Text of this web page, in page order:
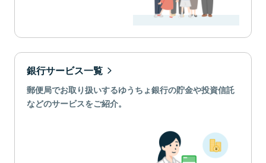
銀行サービス一覧
郵便局でお取り扱いするゆうちょ銀行の貯金や投資信託
などのサービスをご紹介。